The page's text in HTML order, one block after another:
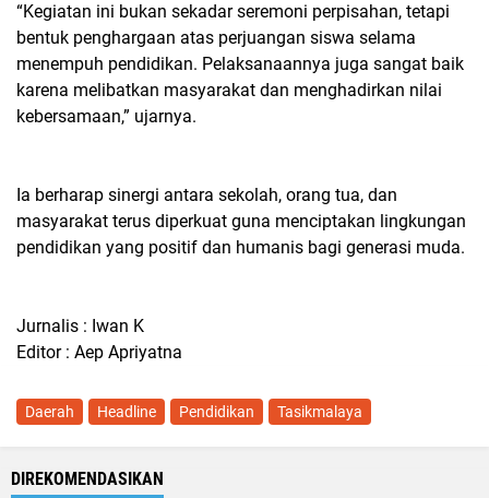
“Kegiatan ini bukan sekadar seremoni perpisahan, tetapi
bentuk penghargaan atas perjuangan siswa selama
menempuh pendidikan. Pelaksanaannya juga sangat baik
karena melibatkan masyarakat dan menghadirkan nilai
kebersamaan,” ujarnya.
Ia berharap sinergi antara sekolah, orang tua, dan
masyarakat terus diperkuat guna menciptakan lingkungan
pendidikan yang positif dan humanis bagi generasi muda.
Jurnalis : Iwan K
Editor : Aep Apriyatna
Daerah Headline Pendidikan Tasikmalaya
DIREKOMENDASIKAN